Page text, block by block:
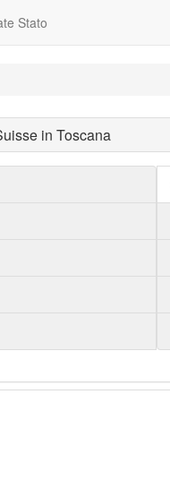
Stato
in Toscana